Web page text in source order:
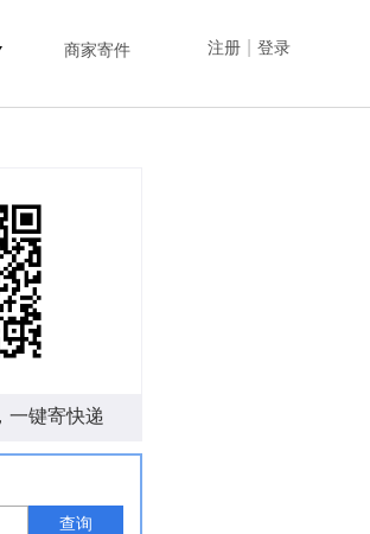
注册 登录
商家寄件
一键寄快递
查询